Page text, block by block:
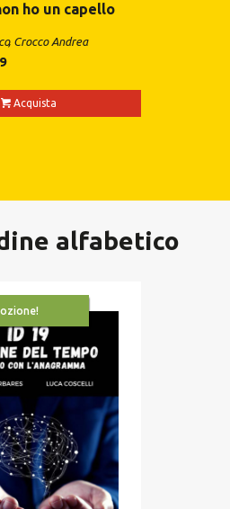
ho un capello
Crocco Andrea
Acquista
alfabetico